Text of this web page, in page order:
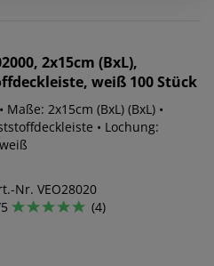
2x15cm (BxL),
weiß 100 Stück
2x15cm (BxL) (BxL) •
• Lochung:
Nr. VEO28020
(4)